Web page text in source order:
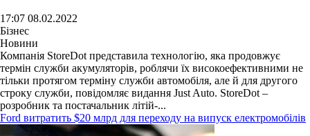
17:07 08.02.2022
Бізнес
Новини
Компанія StoreDot представила технологію, яка продовжує
термін служби акумуляторів, роблячи їх високоефективними не
тільки протягом терміну служби автомобіля, але й для другого
строку служби, повідомляє видання Just Auto. StoreDot –
розробник та постачальник літій-...
Ford витратить $20 млрд для переходу на випуск електромобілів